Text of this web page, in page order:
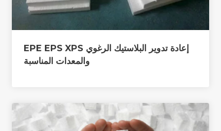
إعادة تدوير البلاستيك الرغوي EPE EPS XPS
والمعدات المناسبة